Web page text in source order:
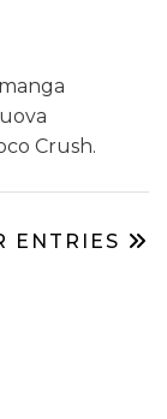
Crush.
ENTRIES